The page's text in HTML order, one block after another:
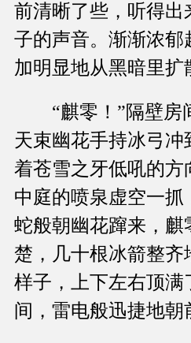
前清晰了些，听得出
子的声音。渐渐浓郁
加明显地从黑暗里扩
“麒零！”隔壁房
天束幽花手持冰弓冲
着苍雪之牙低吼的方
中庭的喷泉虚空一抓
蛇般朝幽花蹿来，麒
楚，几十根冰箭整齐
样子，上下左右顶满
间，雷电般迅捷地朝